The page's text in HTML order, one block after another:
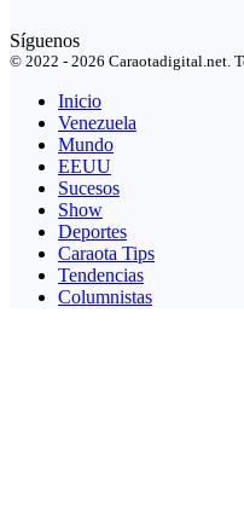
Síguenos
© 2022 - 2026 Caraotadigital.net.
Inicio
Venezuela
Mundo
EEUU
Sucesos
Show
Deportes
Caraota Tips
Tendencias
Columnistas